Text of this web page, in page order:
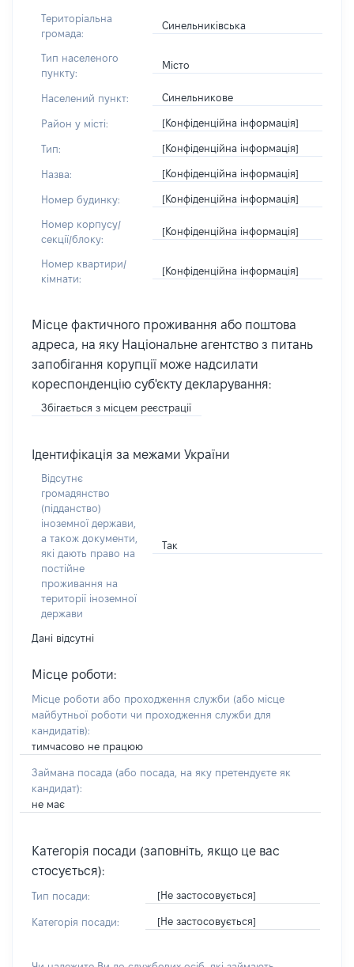
Територіальна
громада:
Синельниківська
Тип населеного
пункту:
Місто
Населений пункт: Синельникове
Район у місті: [Конфіденційна інформація]
Тип: [Конфіденційна інформація]
Назва: [Конфіденційна інформація]
Номер будинку: [Конфіденційна інформація]
Номер корпусу/
секції/блоку:
[Конфіденційна інформація]
Номер квартири/
кімнати:
[Конфіденційна інформація]
Місце фактичного проживання або поштова
адреса, на яку Національне агентство з питань
запобігання корупції може надсилати
кореспонденцію суб'єкту декларування:
Збігається з місцем реєстрації
Ідентифікація за межами України
Відсутнє
громадянство
(підданство)
іноземної держави,
а також документи,
які дають право на
постійне
проживання на
території іноземної
держави
Так
Дані відсутні
Місце роботи:
Місце роботи або проходження служби (або місце
майбутньої роботи чи проходження служби для
кандидатів):
тимчасово не працюю
Займана посада (або посада, на яку претендуєте як
кандидат):
не має
Категорія посади (заповніть, якщо це вас
стосується):
Тип посади: [Не застосовується]
Категорія посади: [Не застосовується]